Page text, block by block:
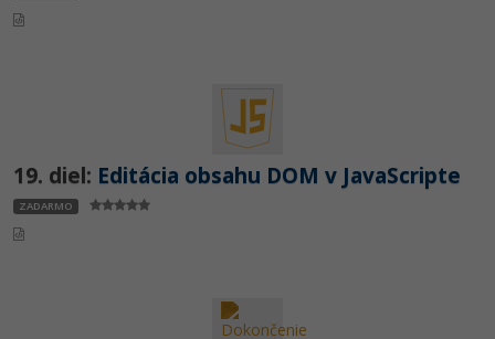
19. diel: Editácia obsahu DOM v JavaScripte
ZADARMO